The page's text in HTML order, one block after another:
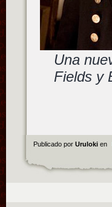
Una
Fields y
Publicado por Uruloki en